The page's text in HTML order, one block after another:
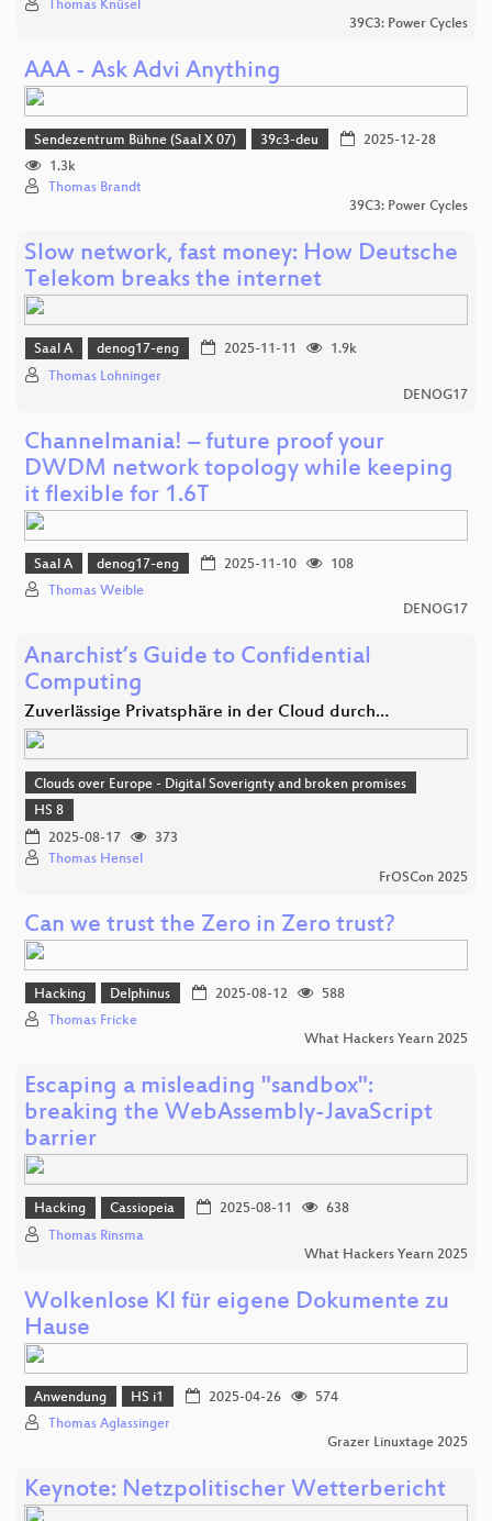
Thomas Knüsel
39C3: Power Cycles
AAA - Ask Advi Anything
Sendezentrum Bühne (Saal X 07) 39c3-deu
2025-12-28
1.3k
Thomas Brandt
39C3: Power Cycles
Slow network, fast money: How Deutsche
Telekom breaks the internet
Saal A denog17-eng 2025-11-11
1.9k
Thomas Lohninger
DENOG17
Channelmania! – future proof your
DWDM network topology while keeping
it flexible for 1.6T
Saal A denog17-eng 2025-11-10
108
Thomas Weible
DENOG17
Anarchist’s Guide to Confidential
Computing
Zuverlässige Privatsphäre in der Cloud durch…
Clouds over Europe - Digital Soverignty and broken promises
HS 8
2025-08-17
373
Thomas Hensel
FrOSCon 2025
Can we trust the Zero in Zero trust?
Hacking Delphinus 2025-08-12
588
Thomas Fricke
What Hackers Yearn 2025
Escaping a misleading "sandbox":
breaking the WebAssembly-JavaScript
barrier
Hacking Cassiopeia 2025-08-11
638
Thomas Rinsma
What Hackers Yearn 2025
Wolkenlose KI für eigene Dokumente zu
Hause
Anwendung HS i1 2025-04-26
574
Thomas Aglassinger
Grazer Linuxtage 2025
Keynote: Netzpolitischer Wetterbericht